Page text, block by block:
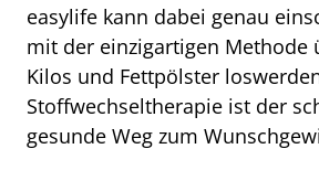
easylife kann dabei genau
mit der einzigartigen Methode
Kilos und Fettpölster
Stoffwechseltherapie ist der
gesunde Weg zum